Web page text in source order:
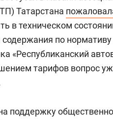
Татарстана
в техническом
по нормативу
«Республиканский
тарифов вопрос
поддержку
в ЖК «Нова»